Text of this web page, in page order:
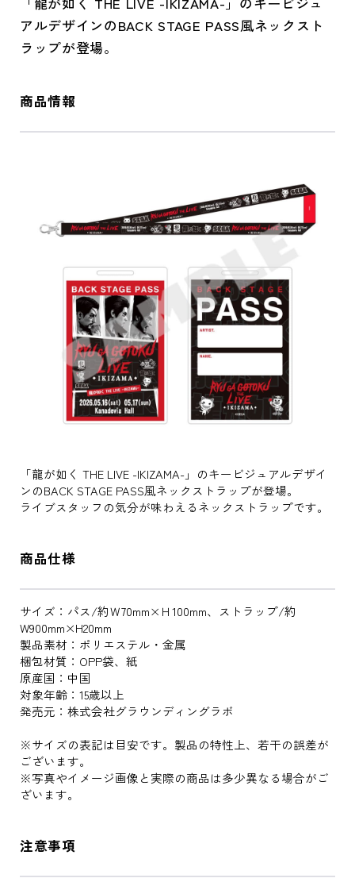
アルデザインのBACK STAGE PASS風ネックスト
ラップが登場。
商品情報
「龍が如く THE LIVE -IKIZAMA-」のキービジュアルデザイ
ンのBACK STAGE PASS風ネックストラップが登場。
ライブスタッフの気分が味わえるネックストラップです。
商品仕様
サイズ：パス/約Ｗ70mm×Ｈ100mm、ストラップ/約
W900mm×H20mm
製品素材：ポリエステル・金属
梱包材質：OPP袋、紙
原産国：中国
対象年齢：15歳以上
発売元：株式会社グラウンディングラボ
※サイズの表記は目安です。製品の特性上、若干の誤差が
ございます。
※写真やイメージ画像と実際の商品は多少異なる場合がご
ざいます。
注意事項